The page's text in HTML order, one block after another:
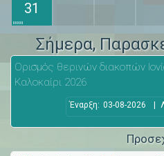
31
Σήμερα,
Ορισμός θερινών διακοπών
Καλοκαίρι 2026
Έναρξη: 03-08-2026